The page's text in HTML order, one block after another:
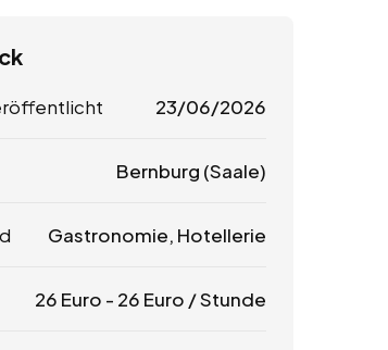
23/06/2026
Bernburg (Saale)
Gastronomie, Hotellerie
26 Euro - 26 Euro / Stunde